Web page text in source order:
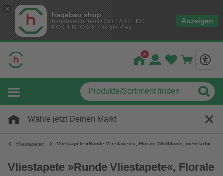
hagebau shop
hagebau connect GmbH & Co. KG
KOSTENLOS- In Google Play
Anzeigen
Wähle jetzt Deinen Markt
Vliestapeten Vliestapete »Runde Vliestapete«, Florale Wildblume, mehrfarbig,
Vliestapete »Runde Vliestapete«, Florale